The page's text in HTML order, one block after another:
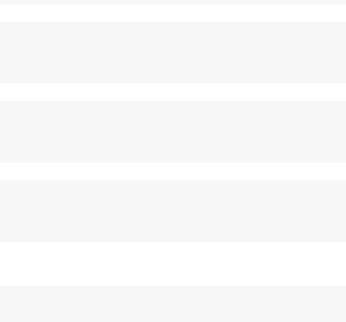
定點茶是相對性價比高一些，客人需要到店